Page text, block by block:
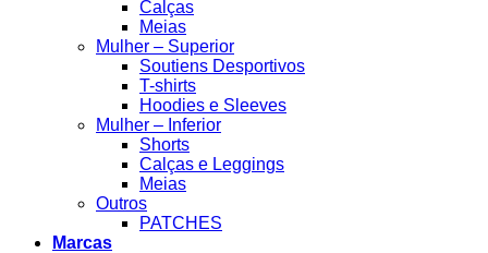
Calças
Meias
Mulher – Superior
Soutiens Desportivos
T-shirts
Hoodies e Sleeves
Mulher – Inferior
Shorts
Calças e Leggings
Meias
Outros
PATCHES
Marcas